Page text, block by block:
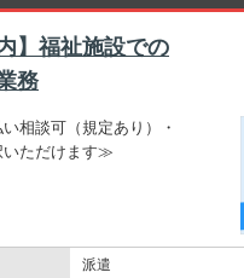
】福祉施設での
務
相談可（規定あり）・
いただけます≫
派遣